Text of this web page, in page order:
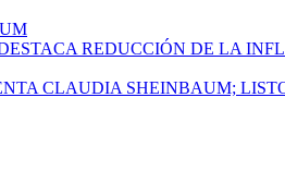
REDUCCIÓN DE LA
CLAUDIA SHEINBAUM;